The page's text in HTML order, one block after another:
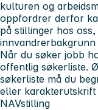
kulturen og
oppfordrer derfor
på stillinger hos
Når du søker jobb
offentlig søkerliste.
søkerliste må du
eller karakterutskrift
NAVstilling